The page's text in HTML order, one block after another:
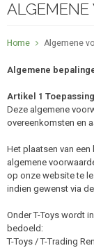
Home Algemene
Algemene
Artikel 1 Toepassing
Deze algemene
overeenkomsten en
Het plaatsen van
algemene
op onze website te
indien gewenst via
Onder T-Toys wordt
bedoeld:
T-Toys / T-Trading